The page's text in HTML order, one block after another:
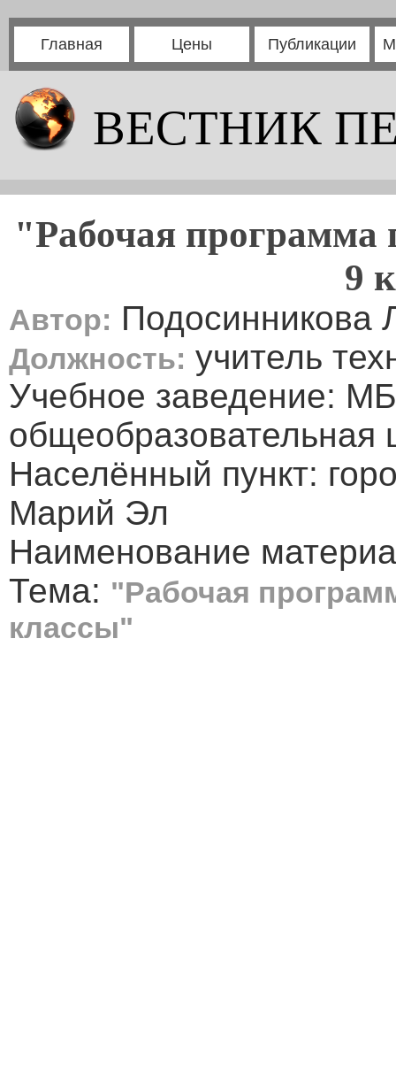
Главная Цены Публикации
ВЕСТНИК
"Рабочая программа
9
Автор: Подосинникова
Должность: учитель
Учебное заведение:
Населённый пункт:
Марий Эл
Наименование
Тема: "Рабочая
классы"